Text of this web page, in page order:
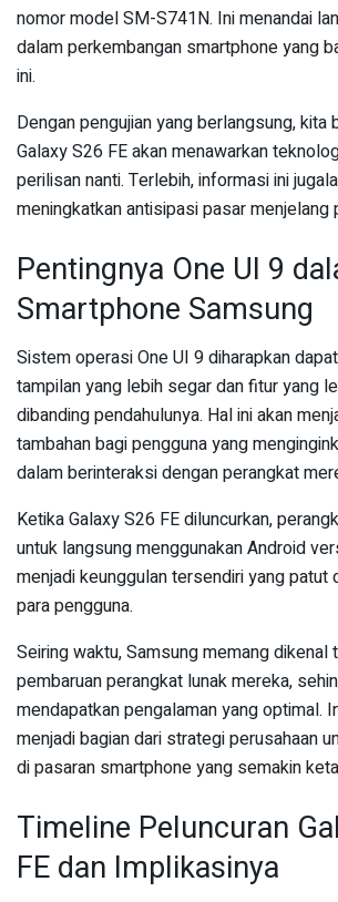
nomor model SM-S741N. Ini menandai
dalam perkembangan smartphone yang
ini.
Dengan pengujian yang berlangsung, kita
Galaxy S26 FE akan menawarkan
perilisan nanti. Terlebih, informasi ini
meningkatkan antisipasi pasar menjelang
Pentingnya One UI 9
Smartphone Samsung
Sistem operasi One UI 9 diharapkan
tampilan yang lebih segar dan fitur yang
dibanding pendahulunya. Hal ini akan
tambahan bagi pengguna yang
dalam berinteraksi dengan perangkat
Ketika Galaxy S26 FE diluncurkan,
untuk langsung menggunakan Android
menjadi keunggulan tersendiri yang patut
para pengguna.
Seiring waktu, Samsung memang
pembaruan perangkat lunak mereka,
mendapatkan pengalaman yang optimal.
menjadi bagian dari strategi perusahaan
di pasaran smartphone yang semakin
Timeline Peluncuran
FE dan Implikasinya